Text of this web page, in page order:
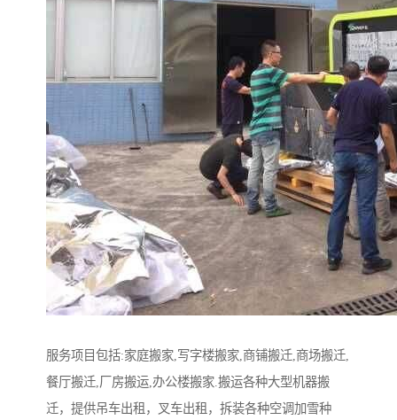
服务项目包括:家庭搬家,写字楼搬家,商铺搬迁,商场搬迁,
餐厅搬迁,厂房搬运,办公楼搬家.搬运各种大型机器搬
迁，提供吊车出租，叉车出租，拆装各种空调加雪种